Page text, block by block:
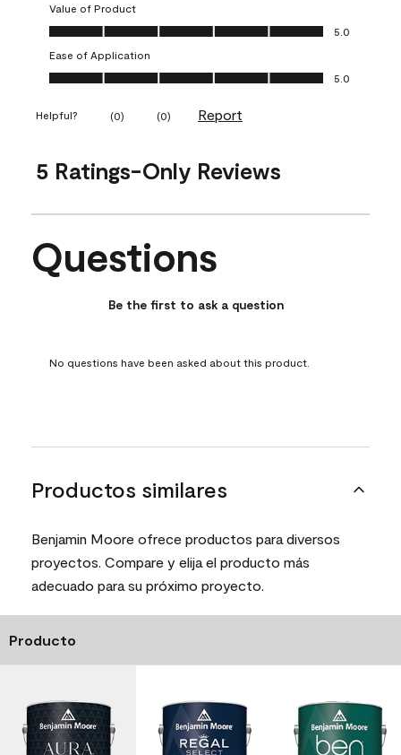
Value of Product
Value of Product, 5.0 out of 5
5.0
Ease of Application
Ease of Application, 5.0 out of 5
5.0
Helpful? (0) (0) Report
5 Ratings-Only Reviews
No questions have been asked about this product.
Questions
Be the first to ask a question
No questions have been asked about this product.
Productos similares
Benjamin Moore ofrece productos para diversos
proyectos. Compare y elija el producto más
adecuado para su próximo proyecto.
Producto